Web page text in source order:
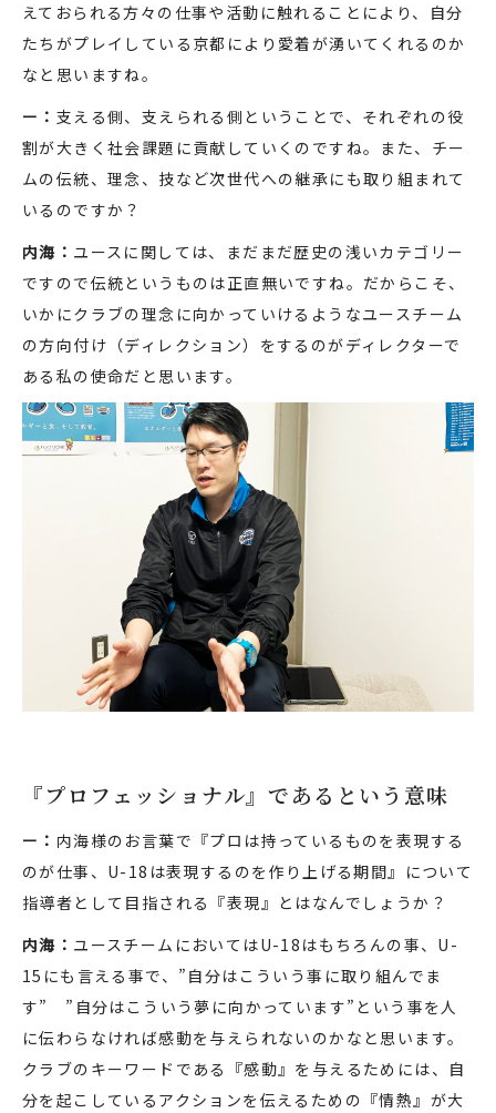
えておられる方々の仕事や活動に触れることにより、自分
たちがプレイしている京都により愛着が湧いてくれるのか
なと思いますね。
ー： 支える側、支えられる側ということで、それぞれの役
割が大きく社会課題に貢献していくのですね。また、チー
ムの伝統、理念、技など次世代への継承にも取り組まれて
いるのですか？
内海： ユースに関しては、まだまだ歴史の浅いカテゴリー
ですので伝統というものは正直無いですね。だからこそ、
いかにクラブの理念に向かっていけるようなユースチーム
の方向付け（ディレクション）をするのがディレクターで
ある私の使命だと思います。
『プロフェッショナル』であるという意味
ー： 内海様のお言葉で『プロは持っているものを表現する
のが仕事、U-18は表現するのを作り上げる期間』について
指導者として目指される『表現』とはなんでしょうか？
内海： ユースチームにおいてはU-18はもちろんの事、U-
15にも言える事で、”自分はこういう事に取り組んでま
す” ”自分はこういう夢に向かっています”という事を人
に伝わらなければ感動を与えられないのかなと思います。
クラブのキーワードである『感動』を与えるためには、自
分を起こしているアクションを伝えるための『情熱』が大